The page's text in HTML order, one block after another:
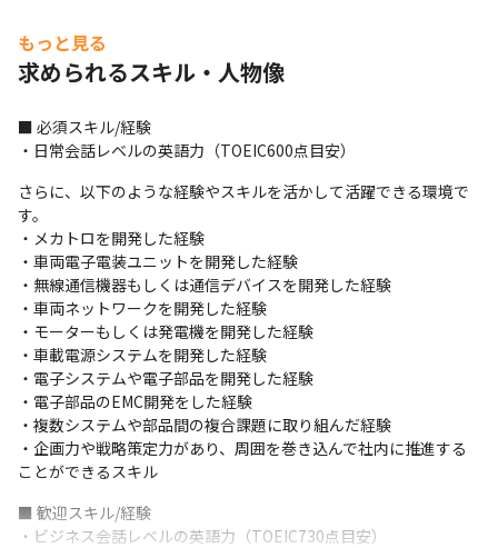
＜チーム詳細＞
・電子技術・システム技術開発本部に所属し業務を進めます
ジニアが活躍しています
・5名から10名程度のチームで課長や課長代理の下、数名の同僚や
・個々人の単独プレーではなく、同じ目標に向けて一体感をもっ
て業務を遂行し、個人としても、チームとしても向上できる風土
を目指しています
・異なる文化や意見を受け入れながら積極的にコミュニケーショ
ンをとり、業務を遂行します
＜開発環境＞
・開発手法はプロジェクトにより異なります
・コミュニケーションツールとしてはSlack、Google Meet、
Zoomを使用しています
＜研修に関して＞
・経験者に関しては基本的にOJTで業務理解を深めます
・R&D組織内にて、技術に関する専門性を磨くための研修を用意
しています
・専門家による講習や、社内で認定している資格を取得するため
もっと見る
求められるスキル・人物像
■ 必須スキル/経験
・日常会話レベルの英語力（TOEIC600点目安）
さらに、以下のような経験やスキルを活かして活躍できる環境で
す。
・メカトロを開発した経験
・車両電子電装ユニットを開発した経験
・無線通信機器もしくは通信デバイスを開発した経験
・車両ネットワークを開発した経験
・モーターもしくは発電機を開発した経験
・車載電源システムを開発した経験
・電子システムや電子部品を開発した経験
・電子部品のEMC開発をした経験
・複数システムや部品間の複合課題に取り組んだ経験
・企画力や戦略策定力があり、周囲を巻き込んで社内に推進する
ことができるスキル
■ 歓迎スキル/経験
・ビジネス会話レベルの英語力（TOEIC730点目安）